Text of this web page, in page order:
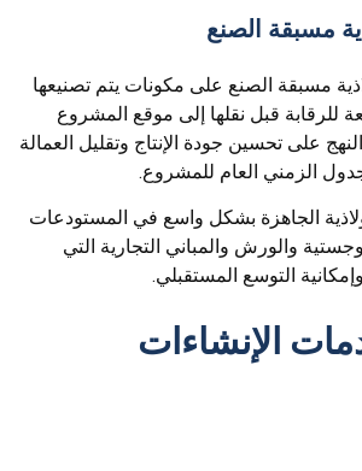
مسبقة الصنع
مسبقة الصنع على مكونات يتم تصنيعها
للرقابة قبل نقلها إلى موقع المشروع
على تحسين جودة الإنتاج وتقليل العمالة
الزمني العام للمشروع.
الجاهزة بشكل واسع في المستودعات
والورش والمباني التجارية التي
التوسع المستقبلي.
الإنشاءات